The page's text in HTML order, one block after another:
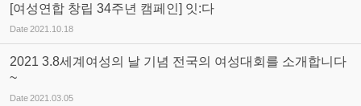
[여성연합 창립 34주년 캠페인] 잇:다
Date2021.10.18
2021 3.8세계여성의 날 기념 전국의 여성대회를 소개합니다
~
Date2021.03.05